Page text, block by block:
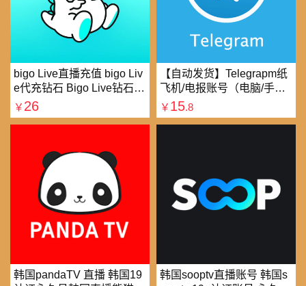
bigo Live直播充值 bigo Liv
e代充钻石 Bigo Live钻石充
值直播礼物钻石代充
￥ 26
【自动发货】Telegrapm纸
飞机/电报账号（电脑/手机
均可以登录）
￥ 15.8
韩国pandaTV 直播 韩国19
韩国sooptv直播账号 韩国s